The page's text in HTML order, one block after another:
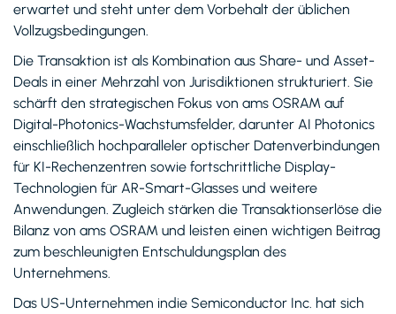
erwartet und steht unter dem Vorbehalt der üblichen
Vollzugsbedingungen.
Die Transaktion ist als Kombination aus Share- und Asset-
Deals in einer Mehrzahl von Jurisdiktionen strukturiert. Sie
schärft den strategischen Fokus von ams OSRAM auf
Digital-Photonics-Wachstumsfelder, darunter AI Photonics
einschließlich hochparalleler optischer Datenverbindungen
für KI-Rechenzentren sowie fortschrittliche Display-
Technologien für AR-Smart-Glasses und weitere
Anwendungen. Zugleich stärken die Transaktionserlöse die
Bilanz von ams OSRAM und leisten einen wichtigen Beitrag
zum beschleunigten Entschuldungsplan des
Unternehmens.
Das US-Unternehmen indie Semiconductor Inc. hat sich